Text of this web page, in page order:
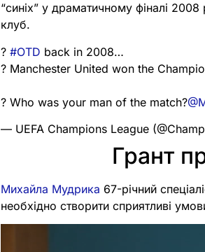
“синіх” у драматичному фіналі
клуб.
?#OTD back in 2008…
? Manchester United won the
? Who was your man of the match?
— UEFA Champions League
Грант
Михайла Мудрика 67-річний
необхідно створити сприятливі